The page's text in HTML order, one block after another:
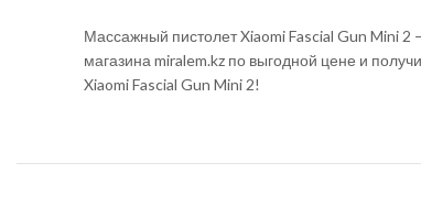
Массажный пистолет Xiaomi Fascial Gun Mini 2
магазина miralem.kz по выгодной цене и
Xiaomi Fascial Gun Mini 2!